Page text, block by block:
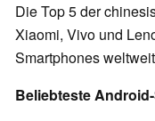
Die Top 5 der
Xiaomi, Vivo und
Smartphones
Beliebteste